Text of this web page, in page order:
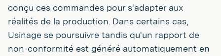
conçu ces commandes pour s'adapter aux
réalités de la production. Dans certains cas,
Usinage se poursuivre tandis qu'un rapport de
non-conformité est généré automatiquement en